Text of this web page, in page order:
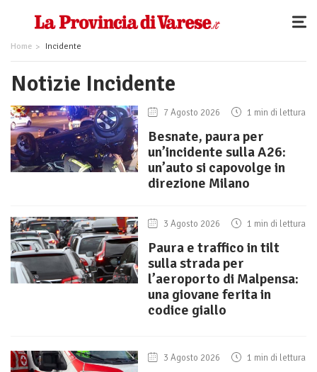
Home Incidente
Notizie Incidente
7 Agosto 2026 1 min di lettura
Besnate, paura per
un’incidente sulla A26:
un’auto si capovolge in
direzione Milano
3 Agosto 2026 1 min di lettura
Paura e traffico in tilt
sulla strada per
l’aeroporto di Malpensa:
una giovane ferita in
codice giallo
3 Agosto 2026 1 min di lettura